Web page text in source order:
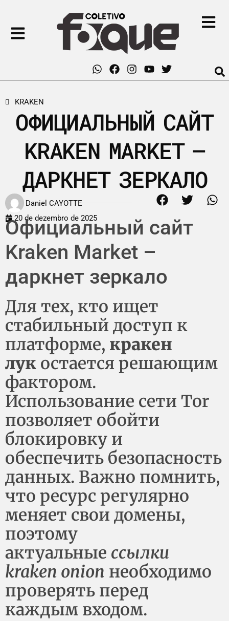
KRAKEN
ОФИЦИАЛЬНЫЙ САЙТ
KRAKEN MARKET –
ДАРКНЕТ ЗЕРКАЛО
Daniel CAYOTTE
20 de dezembro de 2025
Официальный сайт
Kraken Market –
даркнет зеркало
Для тех, кто ищет
стабильный доступ к
платформе, кракен
лук остается решающим
фактором.
Использование сети Tor
позволяет обойти
блокировку и
обеспечить безопасность
данных. Важно помнить,
что ресурс регулярно
меняет свои домены,
поэтому
актуальные ссылки
kraken onion необходимо
проверять перед
каждым входом.